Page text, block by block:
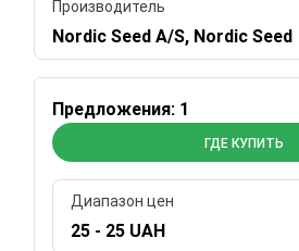
Производитель
Nordic Seed A/S, Nordic Seed
Предложения: 1
ГДЕ КУПИТЬ
Диапазон цен
25 - 25 UAH